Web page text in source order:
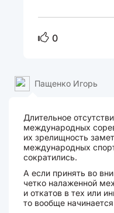
0
Пащенко Игорь
Длительное
международных
их зрелищность
международных
сократились.
А если принять во
четко налаженной
и откатов в тех или
то вообще